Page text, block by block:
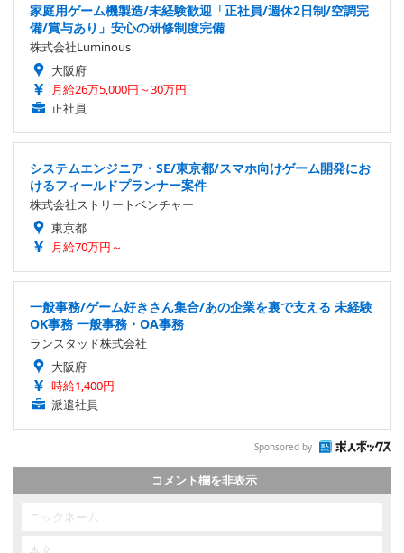
家庭用ゲーム機製造/未経験歓迎「正社員/週休2日制/空調完
備/賞与あり」安心の研修制度完備
株式会社Luminous
大阪府
月給26万5,000円～30万円
正社員
システムエンジニア・SE/東京都/スマホ向けゲーム開発にお
けるフィールドプランナー案件
株式会社ストリートベンチャー
東京都
月給70万円～
一般事務/ゲーム好きさん集合/あの企業を裏で支える 未経験
OK事務 一般事務・OA事務
ランスタッド株式会社
大阪府
時給1,400円
派遣社員
Sponsored by
コメント欄を非表示